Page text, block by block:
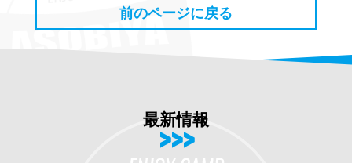
前のページに戻る
最新情報